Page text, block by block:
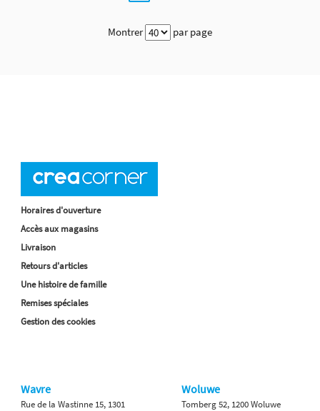
Montrer par page
Horaires d'ouverture
Accès aux magasins
Livraison
Retours d'articles
Une histoire de famille
Remises spéciales
Gestion des cookies
Wavre
Rue de la Wastinne 15, 1301
Woluwe
Tomberg 52, 1200 Woluwe